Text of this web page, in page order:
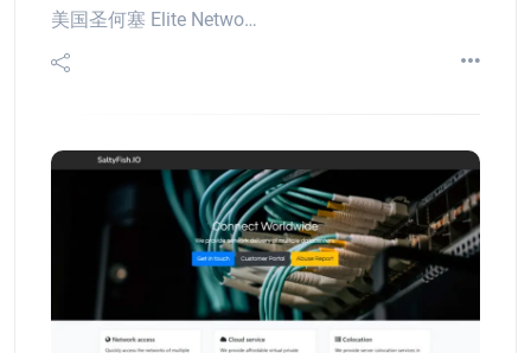
美国圣何塞 Elite Netwo…